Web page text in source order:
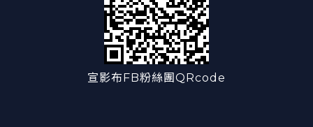
宣影布FB粉絲團QRcode